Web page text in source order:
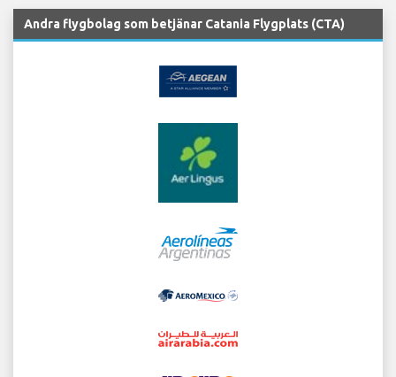
Andra flygbolag som betjänar Catania Flygplats (CTA)